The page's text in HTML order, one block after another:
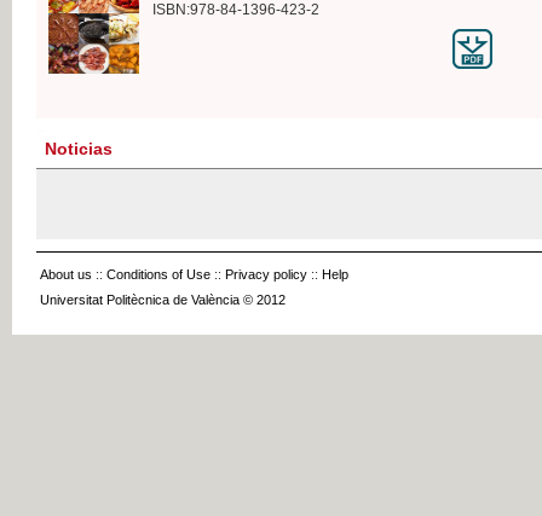
ISBN:978-84-1396-423-2
Noticias
About us :: Conditions of Use :: Privacy policy :: Help
Universitat Politècnica de València © 2012